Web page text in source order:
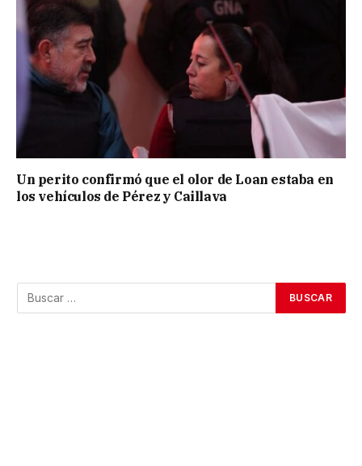
Un perito confirmó que el olor de Loan estaba en
los vehículos de Pérez y Caillava